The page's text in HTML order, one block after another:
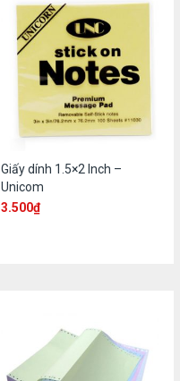
Giấy dính 1.5×2 Inch –
Unicom
3.500₫